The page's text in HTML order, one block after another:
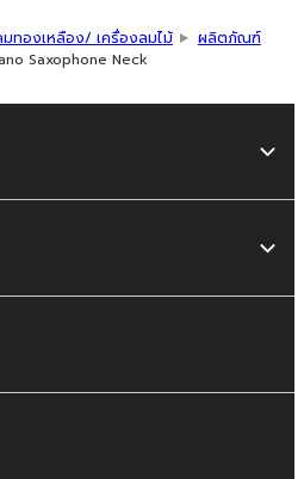
มทองเหลือง/ เครื่องลมไม้
ผลิตภัณฑ์
Saxophone Neck